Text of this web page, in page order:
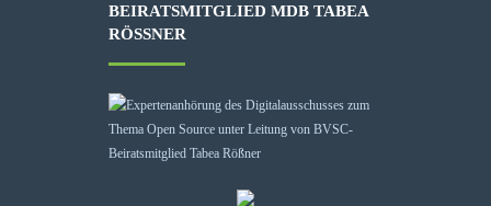
BEIRATSMITGLIED MDB TABEA
RÖSSNER